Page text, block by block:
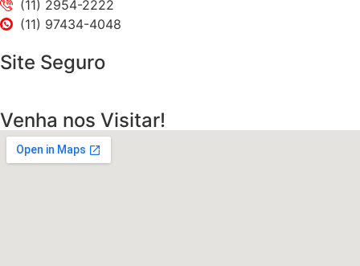
(11) 2954-2222
(11) 97434-4048
Site Seguro
Venha nos Visitar!